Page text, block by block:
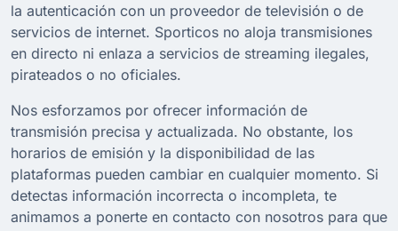
la autenticación con un proveedor de televisión o de
servicios de internet. Sporticos no aloja transmisiones
en directo ni enlaza a servicios de streaming ilegales,
pirateados o no oficiales.
Nos esforzamos por ofrecer información de
transmisión precisa y actualizada. No obstante, los
horarios de emisión y la disponibilidad de las
plataformas pueden cambiar en cualquier momento. Si
detectas información incorrecta o incompleta, te
animamos a ponerte en contacto con nosotros para que